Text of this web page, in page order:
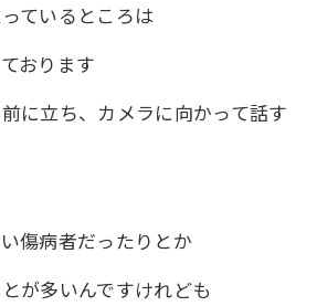
ているところは
おります
前に立ち、カメラに向かって話す
傷病者だったりとか
が多いんですけれども